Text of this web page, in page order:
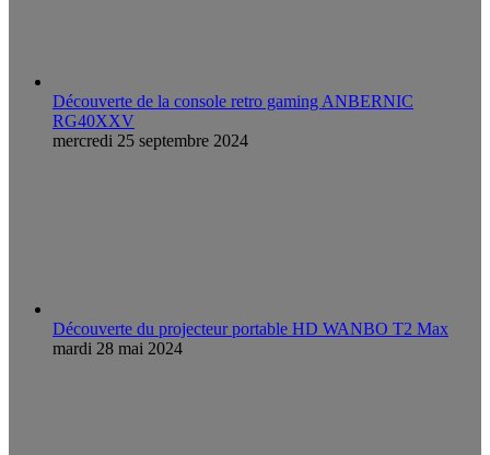
Découverte de la console retro gaming ANBERNIC
RG40XXV
mercredi 25 septembre 2024
Découverte du projecteur portable HD WANBO T2 Max
mardi 28 mai 2024